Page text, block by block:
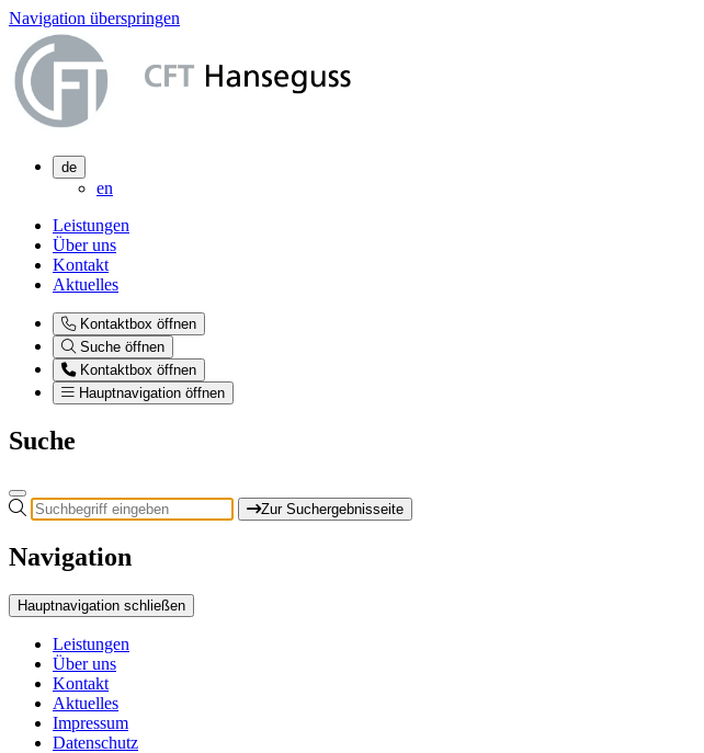
Navigation überspringen
de
en
Leistungen
Über uns
Kontakt
Aktuelles
Kontaktbox öffnen
Suche öffnen
Kontaktbox öffnen
Hauptnavigation öffnen
Suche
Zur Suchergebnisseite
Navigation
Hauptnavigation schließen
Leistungen
Über uns
Kontakt
Aktuelles
Impressum
Datenschutz